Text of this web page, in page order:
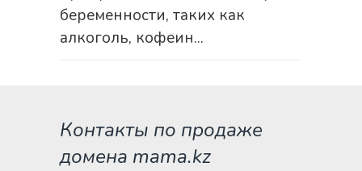
беременности, таких как
алкоголь, кофеин...
Контакты по продаже
домена mama.kz